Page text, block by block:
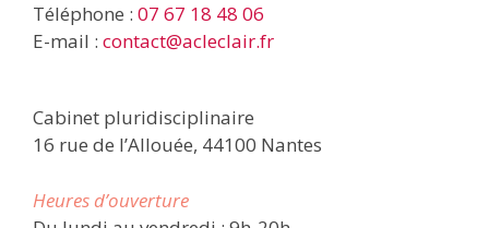
Téléphone : 07 67 18 48 06
E-mail : contact@acleclair.fr
Cabinet pluridisciplinaire
16 rue de l’Allouée, 44100 Nantes
Heures d’ouverture